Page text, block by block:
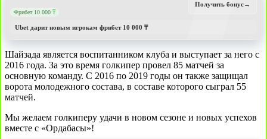
Фрибет 10 000 ₸
Ubet дарит новым игрокам фрибет 10 000 ₸
Получить бонус→
Шайзада является воспитанником клуба и выступает за него с
2016 года. За это время голкипер провел 85 матчей за
основную команду. С 2016 по 2019 годы он также защищал
ворота молодежного состава, в составе которого сыграл 55
матчей.
Мы желаем голкиперу удачи в новом сезоне и новых успехов
вместе с «Ордабасы»!